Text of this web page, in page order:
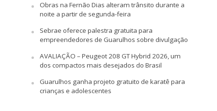
Obras na Fernão Dias alteram trânsito durante a
noite a partir de segunda-feira
Sebrae oferece palestra gratuita para
empreendedores de Guarulhos sobre divulgação
AVALIAÇÃO – Peugeot 208 GT Hybrid 2026, um
dos compactos mais desejados do Brasil
Guarulhos ganha projeto gratuito de karatê para
crianças e adolescentes